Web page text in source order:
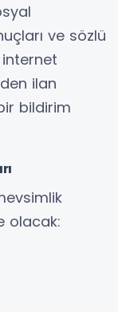
ve sözlü
internet
ilan
bildirim
olacak: